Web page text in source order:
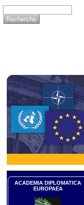
ACADEMIA DIPLOMATICA
EUROPAEA